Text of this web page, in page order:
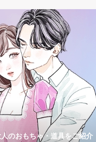
のおもちゃ・道具をご紹介